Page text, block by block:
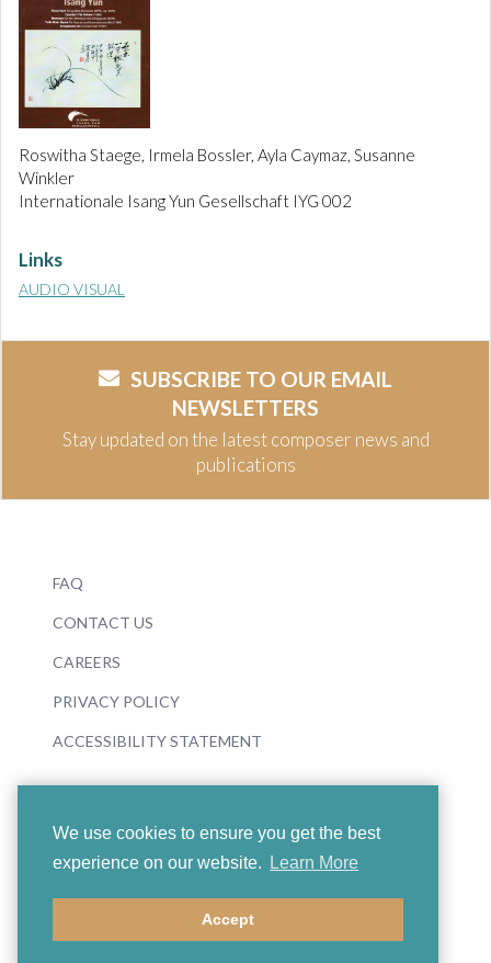
We use cookies to ensure you get the best
experience on our website.
Learn More
Accept
Roswitha Staege, Irmela Bossler, Ayla Caymaz, Susanne
Winkler
Internationale Isang Yun Gesellschaft IYG 002
Links
AUDIO VISUAL
SUBSCRIBE TO OUR EMAIL
NEWSLETTERS
Stay updated on the latest composer news and
publications
FAQ
CONTACT US
CAREERS
PRIVACY POLICY
ACCESSIBILITY STATEMENT
© 2026 Boosey & Hawkes